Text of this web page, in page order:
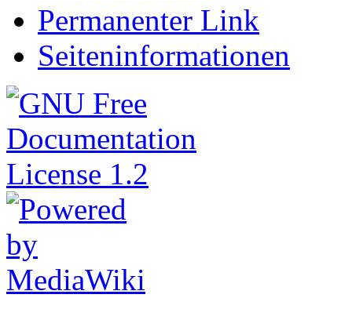
Permanenter Link
Seiteninformationen